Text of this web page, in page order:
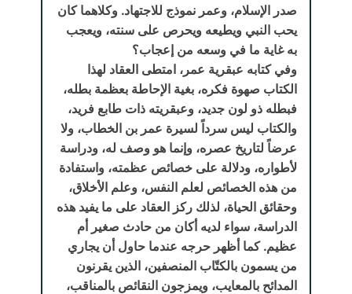
صدر الإسلام، وعمر نموذج للاجتهاد. وكلاهما كان
يحب النبي ويطيعه ويحرص على سنته، ويعجب
به غاية ما في وسعه من إعجاب؟
وفي كتابه عبقرية عمر، امتطى العقاد لهذا
الكتاب صهوة فكره، بغية الإحاطة بعظمة بطله،
فبطله ذو لون جديد، وعبقريته ذات طابع فريد،
والكتاب ليس سرداً لسيرة عمر بن الخطاب، ولا
عرضاً لتاريخ عصره، وإنما هو وصف له، ودراسة
لأطواره، ودلالة على خصائص عظمته، واستفادة
من هذه الخصائص لعلم النفس، وعلم الأخلاق،
وحقائق الحياة، لذلك ركز العقاد على ما يفيد هذه
الدراسة، سواء لديه أكان من حادث صغير أم
عظيم. كما أظهر حرجه عندما حاول أن يجاري
من يسمون بالكتّاب المنصفين، الذين يقرنون
المدائح بالمعايب، ويمزجون النقائص بالمناقب،